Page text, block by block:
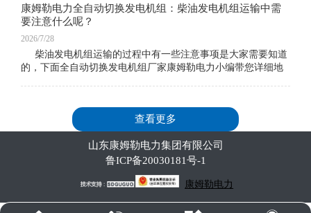
康姆勒电力全自动切换发电机组：柴油发电机组运输中需
要注意什么呢？
2026/7/28
柴油发电机组运输的过程中有一些注意事项是大家需要知道
的，下面全自动切换发电机组厂家康姆勒电力小编带您详细地
查看更多
山东康姆勒电力集团有限公司
鲁ICP备20030181号-1
康姆勒电力